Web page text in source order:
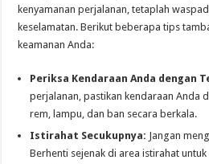
kenyamanan perjalanan, tetaplah
keselamatan. Berikut beberapa tips
keamanan Anda:
Periksa Kendaraan Anda dengan
perjalanan, pastikan kendaraan Anda
rem, lampu, dan ban secara berkala.
Istirahat Secukupnya: Jangan
Berhenti sejenak di area istirahat